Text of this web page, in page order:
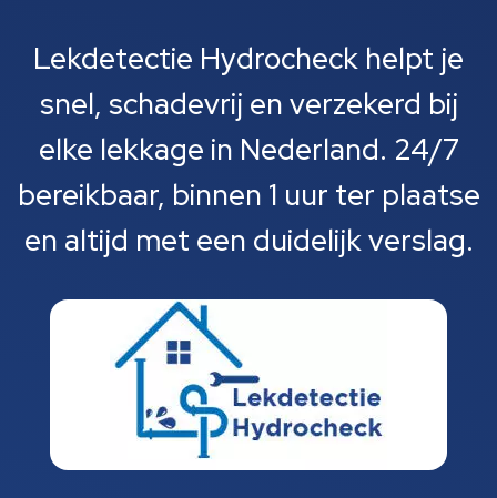
Lekdetectie Hydrocheck helpt je
snel, schadevrij en verzekerd bij
elke lekkage in Nederland. 24/7
bereikbaar, binnen 1 uur ter plaatse
en altijd met een duidelijk verslag.